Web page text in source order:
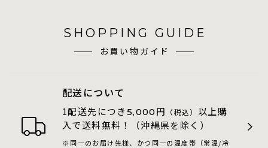
SHOPPING GUIDE
お買い物ガイド
配送について
1配送先につき 5,000 円 （税込） 以上購
入で送料無料！（沖縄県を除く）
同一のお届け先様、かつ同一の温度帯（常温/冷